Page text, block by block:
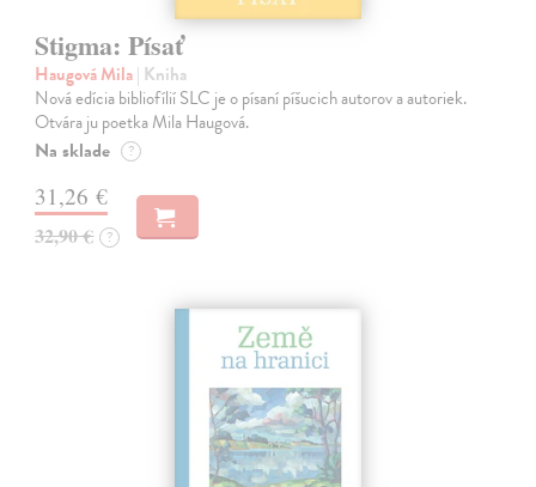
Stigma: Písať
Haugová Mila| Kniha
Nová edícia bibliofílií SLC je o písaní píšucich autorov a autoriek.
Otvára ju poetka Mila Haugová.
Na sklade ?
31,26 €
32,90 € ?